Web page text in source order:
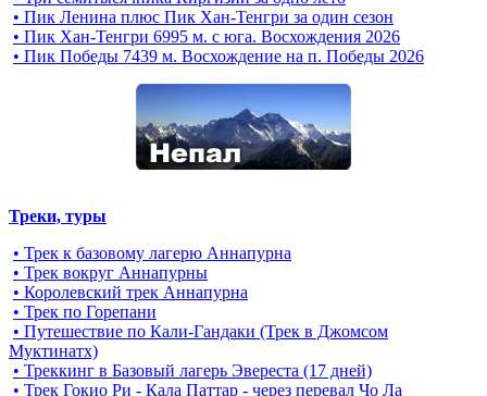
• Пик Ленина плюс Пик Хан-Тенгри за один сезон
• Пик Хан-Тенгри 6995 м. c юга. Восхождения 2026
• Пик Победы 7439 м. Восхождение на п. Победы 2026
Треки, туры
• Трек к базовому лагерю Аннапурна
• Трек вокруг Аннапурны
• Королевский трек Аннапурна
• Трек по Горепани
• Путешествие по Кали-Гандаки (Трек в Джомсом
Муктинатх)
• Треккинг в Базовый лагерь Эвереста (17 дней)
• Трек Гокио Ри - Кала Паттар - через перевал Чо Ла